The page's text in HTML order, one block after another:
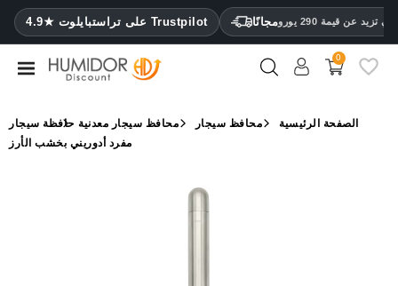
4.9★ على تراستبايلوت Trustpilot مجانًا عن قيمة 290 يورو CATEGORY
مرطب
خزائن
ترطيب
0
الصفحة الرئيسية محافظ سيجار محافظ سيجار معدنية حافظة سيجار
مفرد أدوريني بخشب الأرز